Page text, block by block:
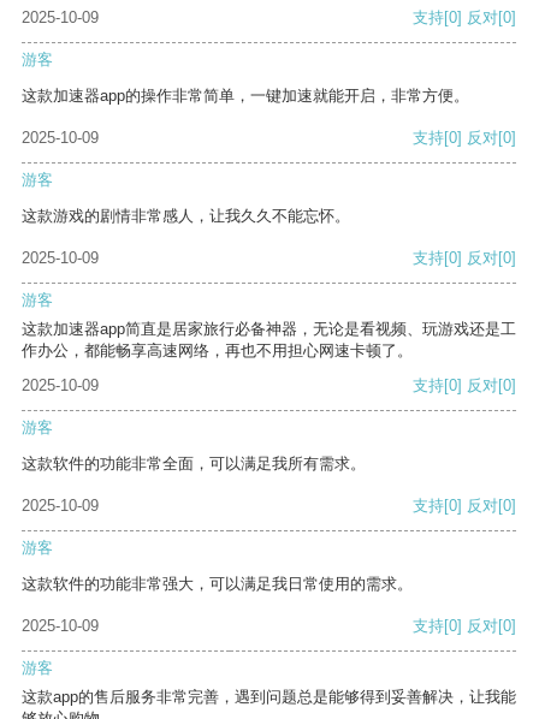
2025-10-09 支持[0] 反对[0]
游客
这款加速器app的操作非常简单，一键加速就能开启，非常方便。
2025-10-09 支持[0] 反对[0]
游客
这款游戏的剧情非常感人，让我久久不能忘怀。
2025-10-09 支持[0] 反对[0]
游客
这款加速器app简直是居家旅行必备神器，无论是看视频、玩游戏还是工
作办公，都能畅享高速网络，再也不用担心网速卡顿了。
2025-10-09
支持[0] 反对[0]
游客
这款软件的功能非常全面，可以满足我所有需求。
2025-10-09 支持[0] 反对[0]
游客
这款软件的功能非常强大，可以满足我日常使用的需求。
2025-10-09 支持[0] 反对[0]
游客
这款app的售后服务非常完善，遇到问题总是能够得到妥善解决，让我能